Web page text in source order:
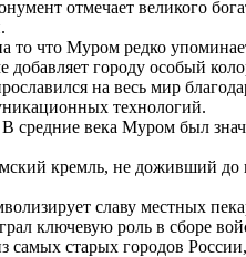
отмечает великого
то что Муром редко
городу особый
на весь мир
технологий.
В средние века Муром был
кремль, не доживший до
славу местных
ключевую роль в сборе
самых старых городов